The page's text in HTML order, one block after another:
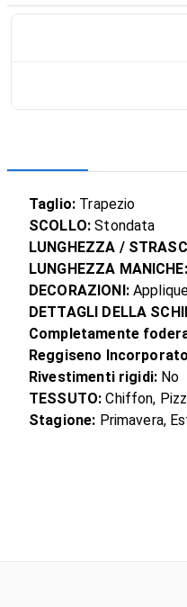
Taglio: Trapezio
SCOLLO: Stondata
LUNGHEZZA /
LUNGHEZZA MANICHE:
DECORAZIONI:
DETTAGLI DELLA
Completamente
Reggiseno
Rivestimenti rigidi: No
TESSUTO: Chiffon,
Stagione: Primavera,